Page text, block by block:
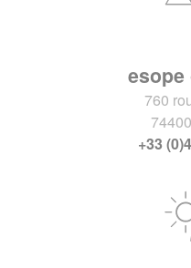
760
+33